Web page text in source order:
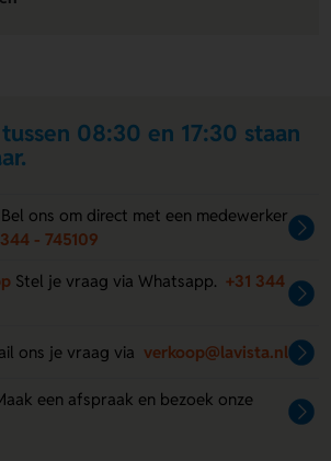
08:30 en 17:30 staan
Bel ons om direct met een medewerker
- 745109
Stel je vraag via Whatsapp. +31 344
ons je vraag via verkoop@lavista.nl
een afspraak en bezoek onze